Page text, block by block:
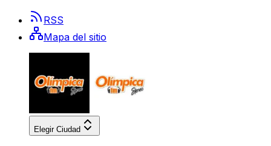
RSS
Mapa del sitio
Elegir Ciudad